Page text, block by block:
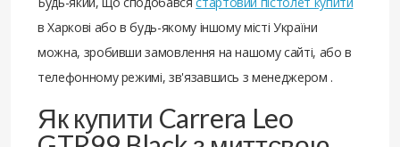
в Харкові або в будь-якому іншому місті України
можна, зробивши замовлення на нашому сайті, або в
телефонному режимі, зв'язавшись з менеджером .
Як купити Carrera Leo